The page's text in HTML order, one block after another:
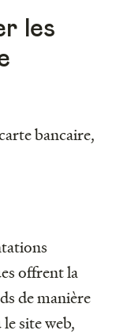
les
bancaire,
offrent la
de manière
site web,